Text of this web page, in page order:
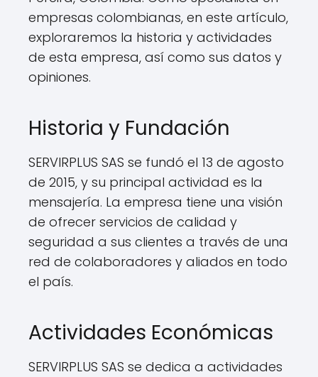
empresas colombianas, en este artículo,
exploraremos la historia y actividades
de esta empresa, así como sus datos y
opiniones.
Historia y Fundación
SERVIRPLUS SAS se fundó el 13 de agosto
de 2015, y su principal actividad es la
mensajería. La empresa tiene una visión
de ofrecer servicios de calidad y
seguridad a sus clientes a través de una
red de colaboradores y aliados en todo
el país.
Actividades Económicas
SERVIRPLUS SAS se dedica a actividades